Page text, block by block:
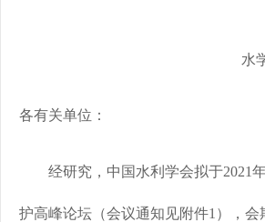
水
各有关单位：
经研究，中国水利学会拟于2021年
护高峰论坛（会议通知见附件1），